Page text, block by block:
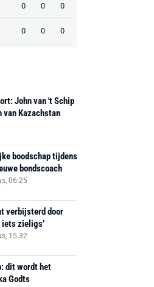
0 0 0
0 0 0
John van 't Schip
van Kazachstan
boodschap tijdens
bondscoach
06:25
verbijsterd door
iets zieligs’
15:32
dit wordt het
Godts